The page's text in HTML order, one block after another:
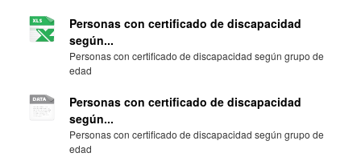
Personas con certificado de discapacidad
según...
Personas con certificado de discapacidad según grupo de
edad
Personas con certificado de discapacidad
según...
Personas con certificado de discapacidad según grupo de
edad